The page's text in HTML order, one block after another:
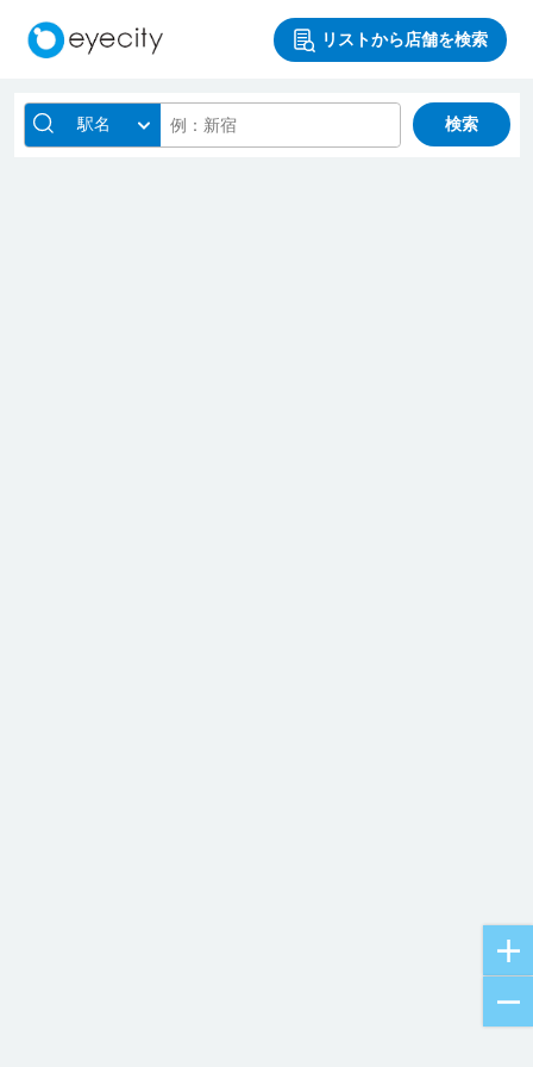
リストから店舗を検索
駅名 検索